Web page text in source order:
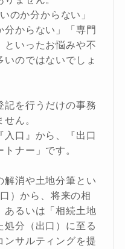
のか分からない」
分からない」「専門
といったお悩みや不
のではないでしょ
記を行うだけの事務
ん。
入口』から、『出口
ナー」です。
解消や土地分筆とい
）から、将来の相
あるいは「相続土地
処分（出口）に至る
ンサルティングを提